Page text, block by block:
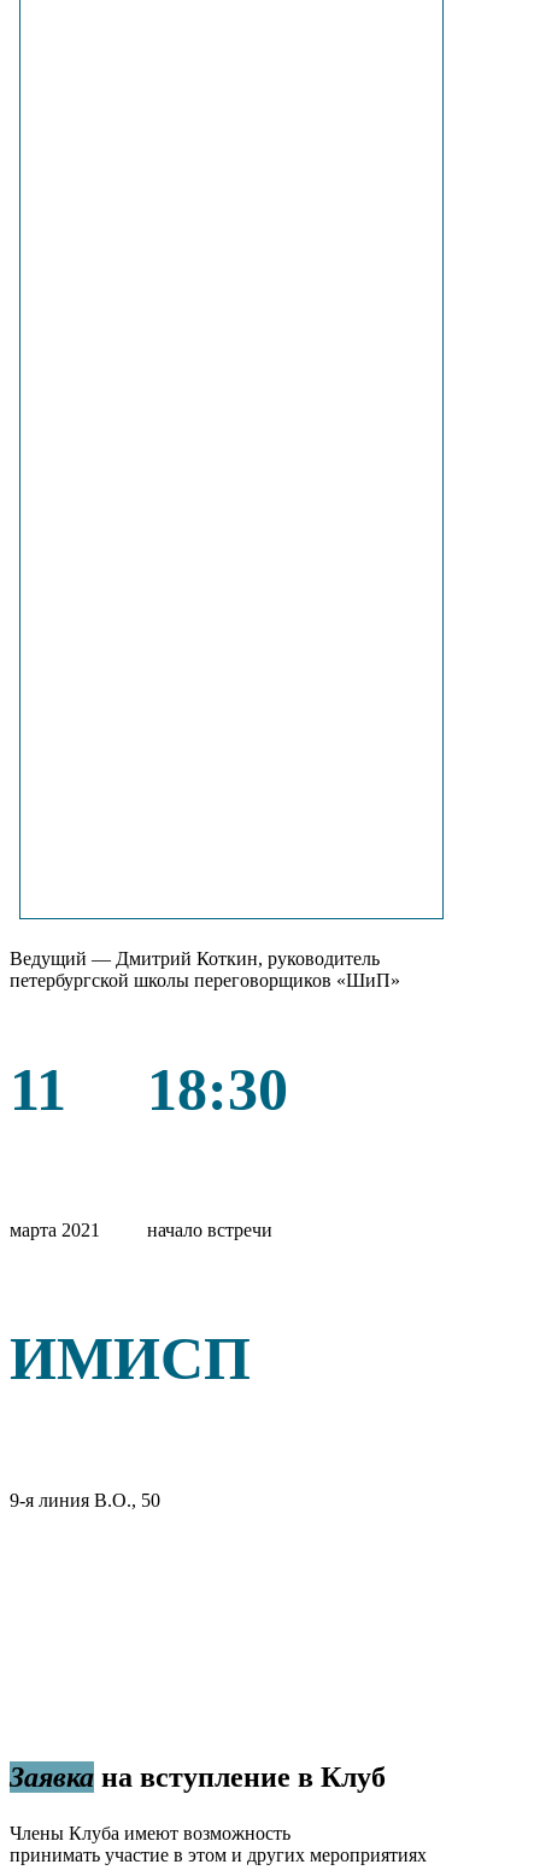
Ведущий — Дмитрий Коткин, руководитель
петербургской школы переговорщиков «ШиП»
11
марта 2021
18:30
начало встречи
ИМИСП
9-я линия В.О., 50
Заявка на вступление в Клуб
Члены Клуба имеют возможность
принимать участие в этом и других мероприятиях